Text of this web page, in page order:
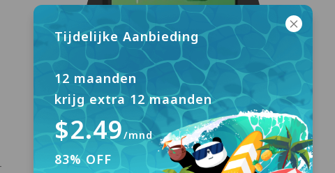
Inloggen
Geen registratie vereist. U ontvangt een
Tijdelijke Aanbieding
12 maanden
krijg extra 12 maanden
$2.49/mnd
83% OFF